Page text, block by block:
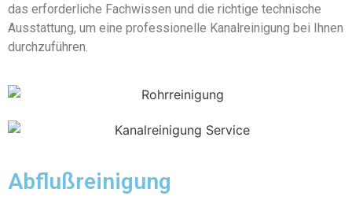
das erforderliche Fachwissen und die richtige technische
Ausstattung, um eine professionelle Kanalreinigung bei Ihnen
durchzuführen.
Abflußreinigung